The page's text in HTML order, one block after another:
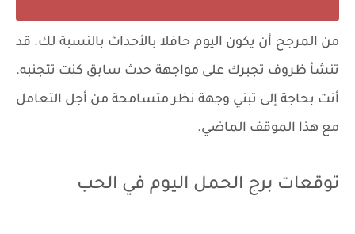
من المرجح أن يكون اليوم حافلا بالأحداث بالنسبة لك. قد
تنشأ ظروف تجبرك على مواجهة حدث سابق كنت تتجنبه.
أنت بحاجة إلى تبني وجهة نظر متسامحة من أجل التعامل
مع هذا الموقف الماضي.
توقعات برج الحمل اليوم في الحب